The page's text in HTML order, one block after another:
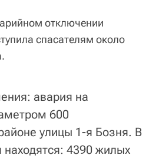
отключении
спасателям около
авария на
600
улицы 1-я Бозня. В
4390 жилых